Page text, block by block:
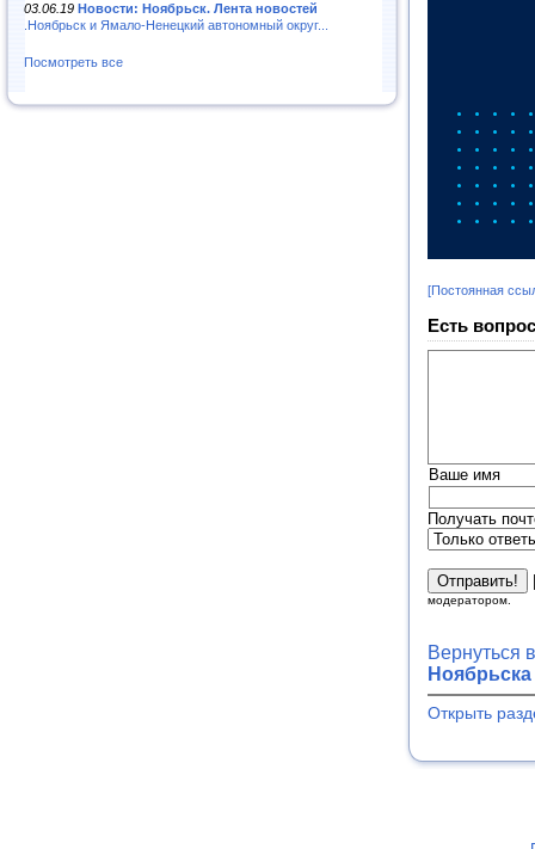
03.06.19 Новости: Ноябрьск. Лента новостей
.Ноябрьск и Ямало-Ненецкий автономный округ...
Посмотреть все
[Постоянная
Есть
Ваше имя
Получать
модератором.
Вернуться
Открыть